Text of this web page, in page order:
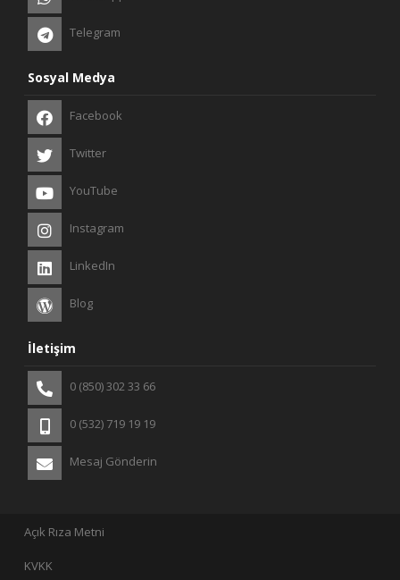
Telegram
Sosyal Medya
Facebook
Twitter
YouTube
Instagram
LinkedIn
Blog
İletişim
0 (850) 302 33 66
0 (532) 719 19 19
Mesaj Gönderin
Açık Rıza Metni
KVKK